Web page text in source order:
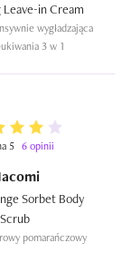
wygładzająca
3 w 1
5 6 opinii
Sorbet Body
pomarańczowy